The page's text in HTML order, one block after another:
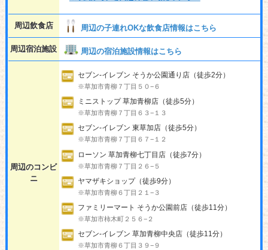
周辺飲食店 周辺の子連れOKな飲食店情報はこちら
周辺宿泊施設 周辺の宿泊施設情報はこちら
周辺のコンビ
ニ
セブン-イレブン そうか公園通り店（徒歩2分）
※草加市青柳７丁目５０−６
ミニストップ 草加青柳店（徒歩5分）
※草加市青柳７丁目６３−１３
セブン-イレブン 東草加店（徒歩5分）
※草加市青柳７丁目６７−１２
ローソン 草加青柳七丁目店（徒歩7分）
※草加市青柳７丁目２６−５
ヤマザキショップ（徒歩9分）
※草加市青柳６丁目２１−３
ファミリーマート そうか公園前店（徒歩11分）
※草加市柿木町２５６−２
セブン-イレブン 草加青柳中央店（徒歩11分）
※草加市青柳６丁目３９−９